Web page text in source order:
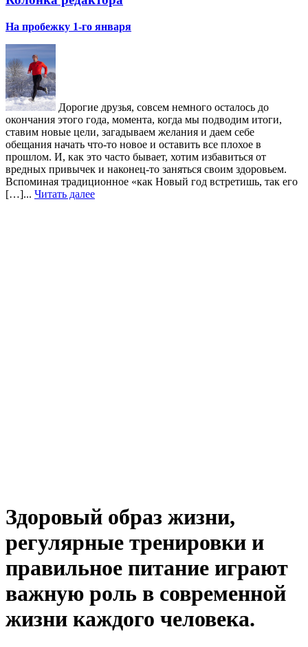
На пробежку 1-го января
Дорогие друзья, совсем немного осталось до
окончания этого года, момента, когда мы подводим итоги,
ставим новые цели, загадываем желания и даем себе
обещания начать что-то новое и оставить все плохое в
прошлом. И, как это часто бывает, хотим избавиться от
вредных привычек и наконец-то заняться своим здоровьем.
Вспоминая традиционное «как Новый год встретишь, так его
[…]... Читать далее
Здоровый образ жизни,
регулярные тренировки и
правильное питание играют
важную роль в современной
жизни каждого человека.